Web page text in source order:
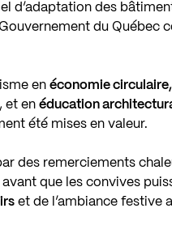
d’adaptation des
du Québec
enéconomie circulaire,
, et enéducation
été mises en valeur.
des remerciements
avant que les convives
et de l’ambiance festive